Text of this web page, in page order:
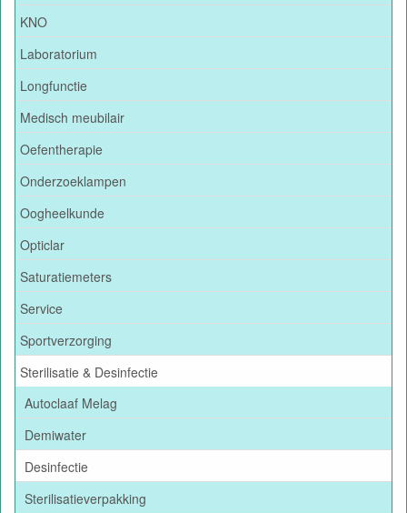
KNO
Laboratorium
Longfunctie
Medisch meubilair
Oefentherapie
Onderzoeklampen
Oogheelkunde
Opticlar
Saturatiemeters
Service
Sportverzorging
Sterilisatie & Desinfectie
Autoclaaf Melag
Demiwater
Desinfectie
Sterilisatieverpakking